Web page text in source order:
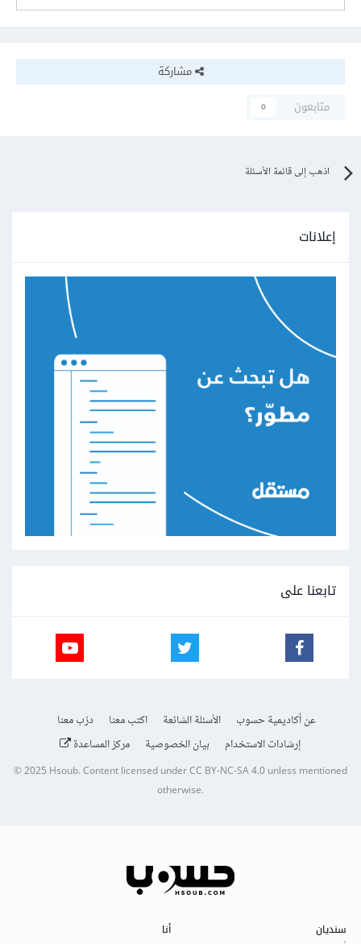
مشاركة
متابعون
0
اذهب إلى قائمة الأسئلة
إعلانات
تابعنا على
عن أكاديمية حسوب الأسئلة الشائعة اكتب معنا
درّب معنا
إرشادات الاستخدام
بيان الخصوصية مركز المساعدة
© 2025Hsoub.Content licensed underCC BY-NC-SA 4.0unless mentioned
otherwise.